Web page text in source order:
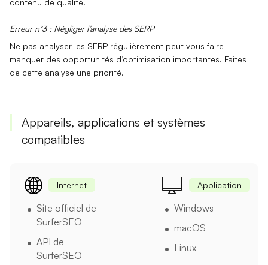
contenu de qualité.
Erreur n°3 : Négliger l’analyse des SERP
Ne pas analyser les SERP régulièrement peut vous faire
manquer des opportunités d’optimisation importantes. Faites
de cette analyse une priorité.
Appareils, applications et systèmes
compatibles
Internet
Site officiel de
SurferSEO
API de
SurferSEO
Application
Windows
macOS
Linux